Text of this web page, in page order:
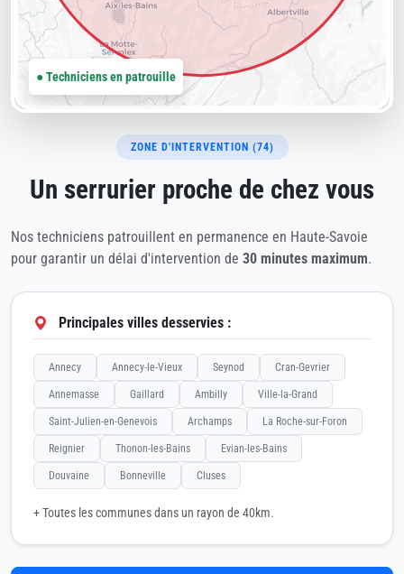
ZONE D'INTERVENTION (74)
Un serrurier proche de chez vous
Nos techniciens patrouillent en permanence en Haute-Savoie
pour garantir un délai d'intervention de 30 minutes maximum.
Principales villes desservies :
Annecy Annecy-le-Vieux Seynod Cran-Gevrier
Annemasse Gaillard Ambilly Ville-la-Grand
Saint-Julien-en-Genevois Archamps La Roche-sur-Foron
Reignier Thonon-les-Bains Evian-les-Bains
Douvaine Bonneville Cluses
+ Toutes les communes dans un rayon de 40km.
● Techniciens en patrouille